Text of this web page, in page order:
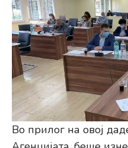
Во прилог на овој